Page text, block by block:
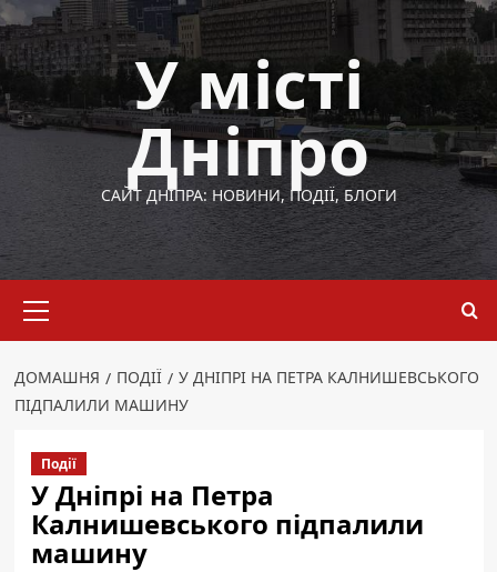
Перейти
до
вмісту
У місті
Дніпро
САЙТ ДНІПРА: НОВИНИ, ПОДІЇ, БЛОГИ
меню
ДОМАШНЯ ПОДІЇ
У ДНІПРІ НА ПЕТРА КАЛНИШЕВСЬКОГО
ПІДПАЛИЛИ МАШИНУ
Події
У Дніпрі на Петра
Калнишевського підпалили
машину